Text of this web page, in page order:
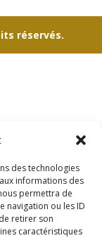
des technologies
informations des
permettra de
navigation ou les ID
retirer son
caractéristiques
réservés.